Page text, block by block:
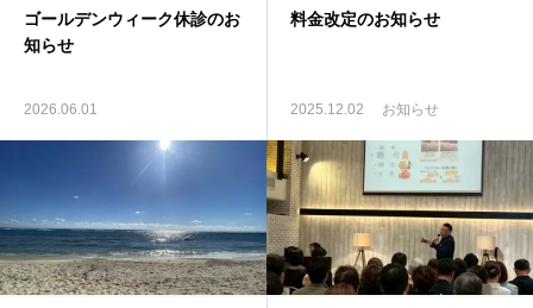
ゴールデンウィーク休診のお
知らせ
2026.06.01
料金改定のお知らせ
2025.12.02 お知らせ